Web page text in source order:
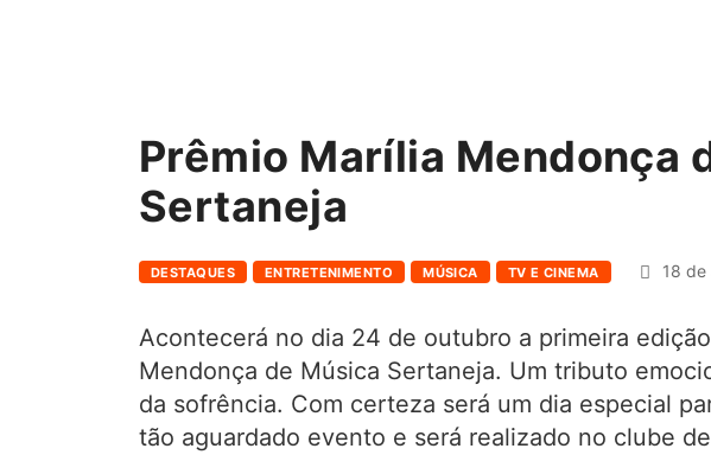
Prêmio Marília Mendonça
Sertaneja
DESTAQUES ENTRETENIMENTO MÚSICA TV E CINEMA 18
Acontecerá no dia 24 de outubro a primeira
Mendonça de Música Sertaneja. Um tributo
da sofrência. Com certeza será um dia especial
tão aguardado evento e será realizado no clube